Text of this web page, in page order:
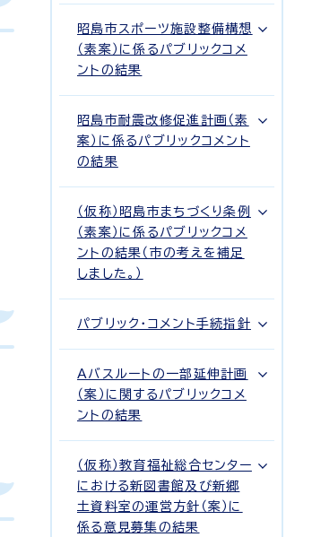
昭島市スポーツ施設整備構想
（素案）に係るパブリックコメ
ントの結果
昭島市耐震改修促進計画（素
案）に係るパブリックコメント
の結果
（仮称）昭島市まちづくり条例
（素案）に係るパブリックコメ
ントの結果（市の考えを補足
しました。）
パブリック・コメント手続指針
Aバスルートの一部延伸計画
（案）に関するパブリックコメ
ントの結果
（仮称）教育福祉総合センター
における新図書館及び新郷
土資料室の運営方針（案）に
係る意見募集の結果